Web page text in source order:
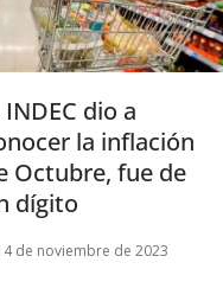
INDEC dio a
la inflación
Octubre, fue de
dígito
de noviembre de 2023